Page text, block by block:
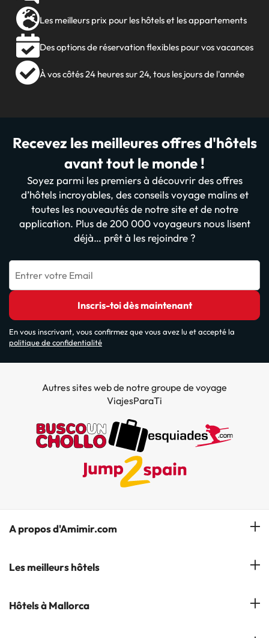
Les meilleurs prix pour les hôtels et les appartements
Des options de réservation flexibles pour vos vacances
À vos côtés 24 heures sur 24, tous les jours de l'année
Recevez les meilleures offres d'hôtels
avant tout le monde !
Soyez parmi les premiers à découvrir des offres
d’hôtels incroyables, des conseils voyage malins et
toutes les nouveautés de notre site et de notre
application. Plus de 200 000 voyageurs nous lisent
déjà… prêt à les rejoindre ?
Entrer votre Email
Inscris-toi dès maintenant
En vous inscrivant, vous confirmez que vous avez lu et accepté la
politique de confidentialité
Autres sites web de notre groupe de voyage
ViajesParaTi
A propos d'Amimir.com
Notre équipe
S'abonner à notre bulletin d'information
Les meilleurs hôtels
Hôtels à Salou
Hôtels à Mallorca